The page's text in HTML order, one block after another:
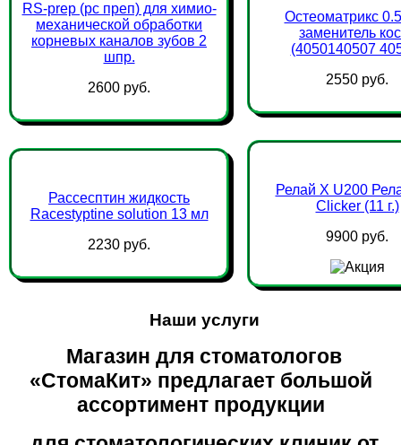
RS-prep (рс преп) для химио-
механической обработки
корневых каналов зубов 2
шпр.
2600 руб.
Остеоматрикс
заменитель
(4050140507
2550 руб.
Рассесптин жидкость
Racestyptine solution 13 мл
2230 руб.
Релай Х U200
Clicker (11 г.)
9900 руб.
Наши услуги
Магазин для стоматологов
«СтомаКит» предлагает большой
ассортимент продукции